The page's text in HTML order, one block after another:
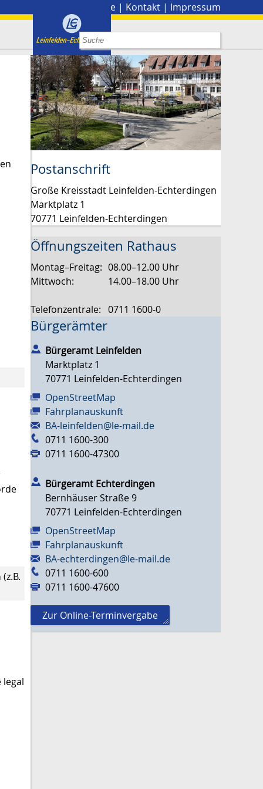
Presse | Kontakt | Impressum
legal
Postanschrift
Große Kreisstadt Leinfelden-Echterdingen
Marktplatz 1
70771 Leinfelden-Echterdingen
Öffnungszeiten Rathaus
Montag–Freitag: 08.00–12.00 Uhr
Mittwoch:
14.00–18.00 Uhr
Telefonzentrale: 0711 1600-0
Bürgerämter
Bürgeramt Leinfelden
Marktplatz 1
70771 Leinfelden-Echterdingen
OpenStreetMap
Fahrplanauskunft
BA-leinfelden@le-mail.de
0711 1600-300
0711 1600-47300
Bürgeramt Echterdingen
Bernhäuser Straße 9
70771 Leinfelden-Echterdingen
OpenStreetMap
Fahrplanauskunft
BA-echterdingen@le-mail.de
0711 1600-600
0711 1600-47600
Zur Online-Terminvergabe